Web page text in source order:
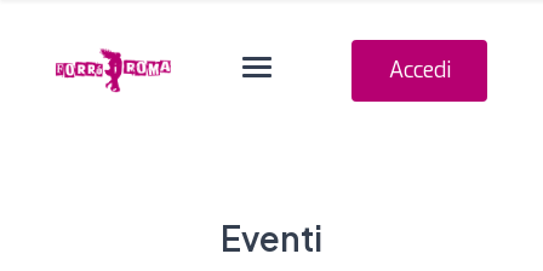
Navigation
Accedi
Eventi